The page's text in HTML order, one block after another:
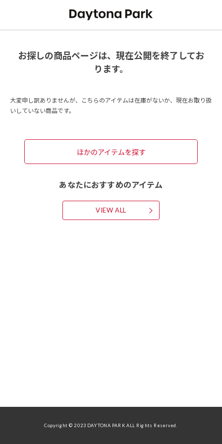
お探しの商品ページは、現在公開を終了してお
ります。
大変申し訳ありませんが、こちらのアイテムは在庫がないか、現在お取り扱
いしていない商品です。
ほかのアイテムを探す
あなたにおすすめのアイテム
VIEW ALL
Copyright © 2023 DAYTONA PARK ALL Rights Reserved.